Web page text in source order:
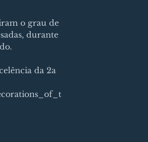
o grau de
durante
da 2a